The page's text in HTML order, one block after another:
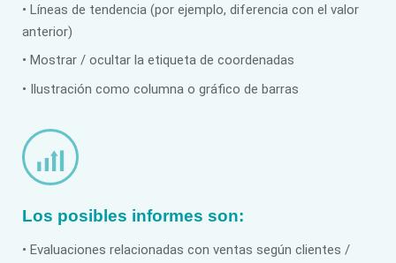
• Líneas de tendencia (por ejemplo, diferencia con el valor
anterior)
• Mostrar / ocultar la etiqueta de coordenadas
• Ilustración como columna o gráfico de barras
Los posibles informes son:
• Evaluaciones relacionadas con ventas según clientes /